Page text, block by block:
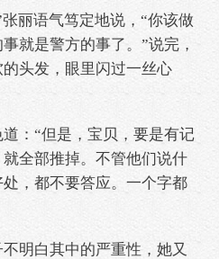
丽语气笃定地说，“你该做
就是警方的事了。”说完，
头发，眼里闪过一丝心
“但是，宝贝，要是有记
全部推掉。不管他们说什
，都不要答应。一个字都
白其中的严重性，她又